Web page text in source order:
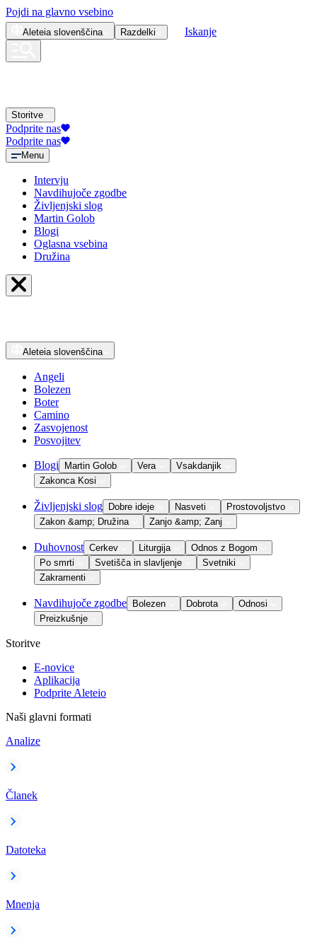
Pojdi na glavno vsebino
Aleteia slovenščina Razdelki Iskanje
Storitve
Podprite nas
Podprite nas
Menu
Intervju
Navdihujoče zgodbe
Življenjski slog
Martin Golob
Blogi
Oglasna vsebina
Družina
Aleteia slovenščina
Angeli
Bolezen
Boter
Camino
Zasvojenost
Posvojitev
Blogi Martin Golob Vera
Vsakdanjik
Zakonca Kosi
Življenjski slog Dobre ideje Nasveti
Prostovoljstvo
Zakon &amp; Družina
Zanjo &amp; Zanj
Duhovnost Cerkev Liturgija
Odnos z Bogom
Po smrti
Svetišča in slavljenje
Svetniki
Zakramenti
Navdihujoče zgodbe Bolezen Dobrota
Odnosi
Preizkušnje
Storitve
E-novice
Aplikacija
Podprite Aleteio
Naši glavni formati
Analize
Članek
Datoteka
Mnenja